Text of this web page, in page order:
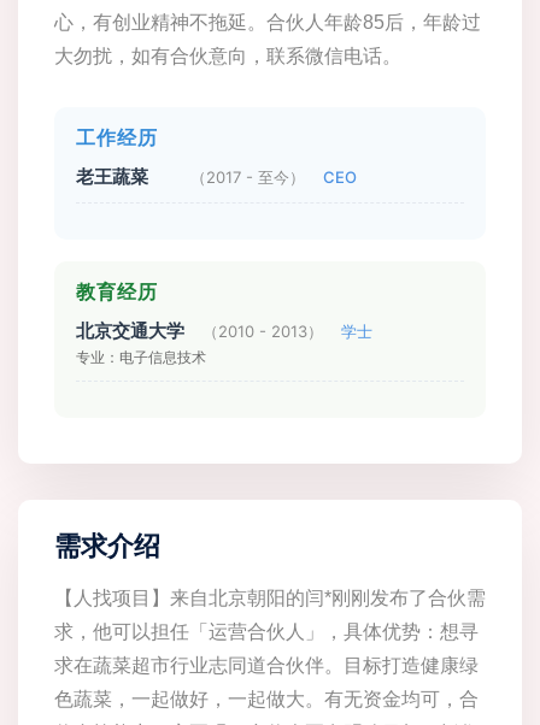
心，有创业精神不拖延。合伙人年龄85后，年龄过
大勿扰，如有合伙意向，联系微信电话。
工作经历
老王蔬菜 （2017 - 至今） CEO
教育经历
北京交通大学 （2010 - 2013） 学士
专业：电子信息技术
需求介绍
【人找项目】来自北京朝阳的闫*刚刚发布了合伙需
求，他可以担任「运营合伙人」，具体优势：想寻
求在蔬菜超市行业志同道合伙伴。目标打造健康绿
色蔬菜，一起做好，一起做大。有无资金均可，合